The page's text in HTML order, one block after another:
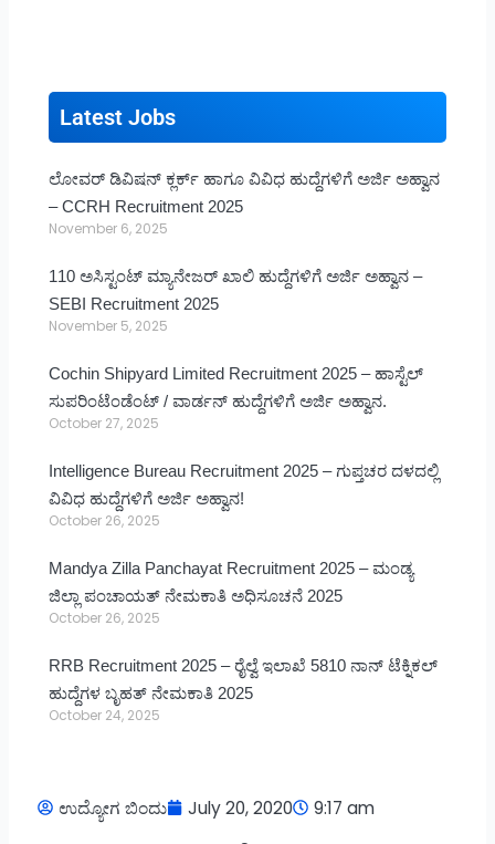
Latest Jobs
ಲೋವರ್ ಡಿವಿಷನ್ ಕ್ಲರ್ಕ್ ಹಾಗೂ ವಿವಿಧ ಹುದ್ದೆಗಳಿಗೆ ಅರ್ಜಿ ಅಹ್ವಾನ
– CCRH Recruitment 2025
November 6, 2025
110 ಅಸಿಸ್ಟಂಟ್ ಮ್ಯಾನೇಜರ್ ಖಾಲಿ ಹುದ್ದೆಗಳಿಗೆ ಅರ್ಜಿ ಅಹ್ವಾನ –
SEBI Recruitment 2025
November 5, 2025
Cochin Shipyard Limited Recruitment 2025 – ಹಾಸ್ಟೆಲ್
ಸುಪರಿಂಟೆಂಡೆಂಟ್ / ವಾರ್ಡನ್ ಹುದ್ದೆಗಳಿಗೆ ಅರ್ಜಿ ಅಹ್ವಾನ.
October 27, 2025
Intelligence Bureau Recruitment 2025 – ಗುಪ್ತಚರ ದಳದಲ್ಲಿ
ವಿವಿಧ ಹುದ್ದೆಗಳಿಗೆ ಅರ್ಜಿ ಅಹ್ವಾನ!
October 26, 2025
Mandya Zilla Panchayat Recruitment 2025 – ಮಂಡ್ಯ
ಜಿಲ್ಲಾ ಪಂಚಾಯತ್ ನೇಮಕಾತಿ ಅಧಿಸೂಚನೆ 2025
October 26, 2025
RRB Recruitment 2025 – ರೈಲ್ವೆ ಇಲಾಖೆ 5810 ನಾನ್ ಟೆಕ್ನಿಕಲ್
ಹುದ್ದೆಗಳ ಬೃಹತ್ ನೇಮಕಾತಿ 2025
October 24, 2025
ಉದ್ಯೋಗ ಬಿಂದು July 20, 2020 9:17 am